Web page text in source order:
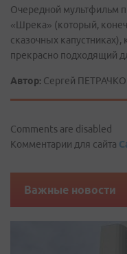
Очередной мультфильм
«Шрека» (который,
сказочных
прекрасно подходящий
Автор: Сергей
Comments are disabled
Комментарии для сайта
Важные новости